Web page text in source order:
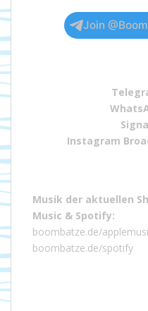
Join
Instagram
Musik der aktuellen
Music & Spotify:
boombatze.de/
boombatze.de/spotify